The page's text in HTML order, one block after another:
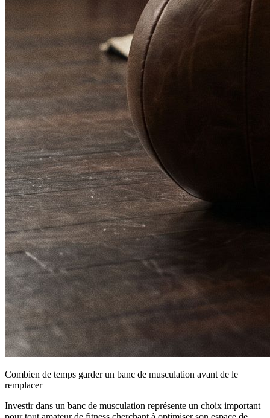
Combien de temps garder un banc de musculation avant de le
remplacer
Investir dans un banc de musculation représente un choix important